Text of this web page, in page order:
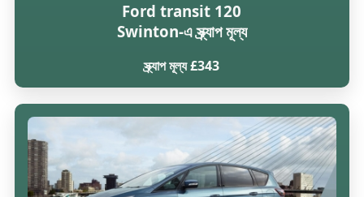
Ford transit 120
Swinton-এ স্ক্র্যাপ মূল্য
স্ক্র্যাপ মূল্য £343